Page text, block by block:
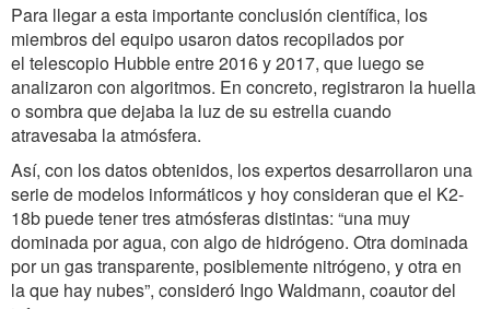
Para llegar a esta importante conclusión científica, los
miembros del equipo usaron datos recopilados por
el telescopio Hubble entre 2016 y 2017, que luego se
analizaron con algoritmos. En concreto, registraron la huella
o sombra que dejaba la luz de su estrella cuando
atravesaba la atmósfera.
Así, con los datos obtenidos, los expertos desarrollaron una
serie de modelos informáticos y hoy consideran que el K2-
18b puede tener tres atmósferas distintas: “una muy
dominada por agua, con algo de hidrógeno. Otra dominada
por un gas transparente, posiblemente nitrógeno, y otra en
la que hay nubes”, consideró Ingo Waldmann, coautor del